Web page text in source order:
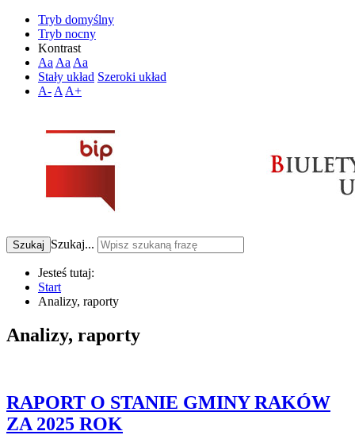
Tryb domyślny
Tryb nocny
Kontrast
Aa Aa Aa
Stały układ Szeroki układ
A- A A+
Szukaj Szukaj...
Jesteś tutaj:
Start
Analizy, raporty
Analizy, raporty
RAPORT O STANIE GMINY RAKÓW
ZA 2025 ROK